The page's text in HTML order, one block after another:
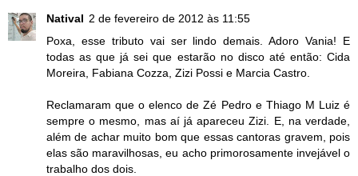
Natival 2 de fevereiro de 2012 às 11:55
Poxa, esse tributo vai ser lindo demais. Adoro Vania! E
todas as que já sei que estarão no disco até então: Cida
Moreira, Fabiana Cozza, Zizi Possi e Marcia Castro.
Reclamaram que o elenco de Zé Pedro e Thiago M Luiz é
sempre o mesmo, mas aí já apareceu Zizi. E, na verdade,
além de achar muito bom que essas cantoras gravem, pois
elas são maravilhosas, eu acho primorosamente invejável o
trabalho dos dois.